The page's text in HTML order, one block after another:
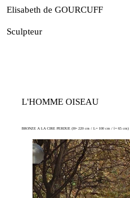
Elisabeth de GOURCUFF
Sculpteur
L'HOMME OISEAU
BRONZE A LA CIRE PERDUE (H= 220 cm / L= 100 cm / l= 65 cm)